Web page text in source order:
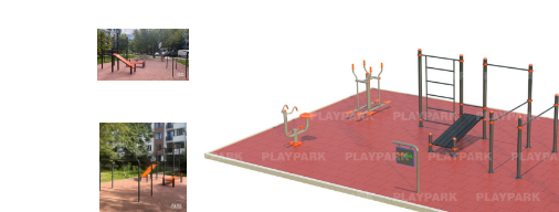
Complexe WORKOUT
Complexe WORKOUT Kids
Terenuri sportive
Săli de sport